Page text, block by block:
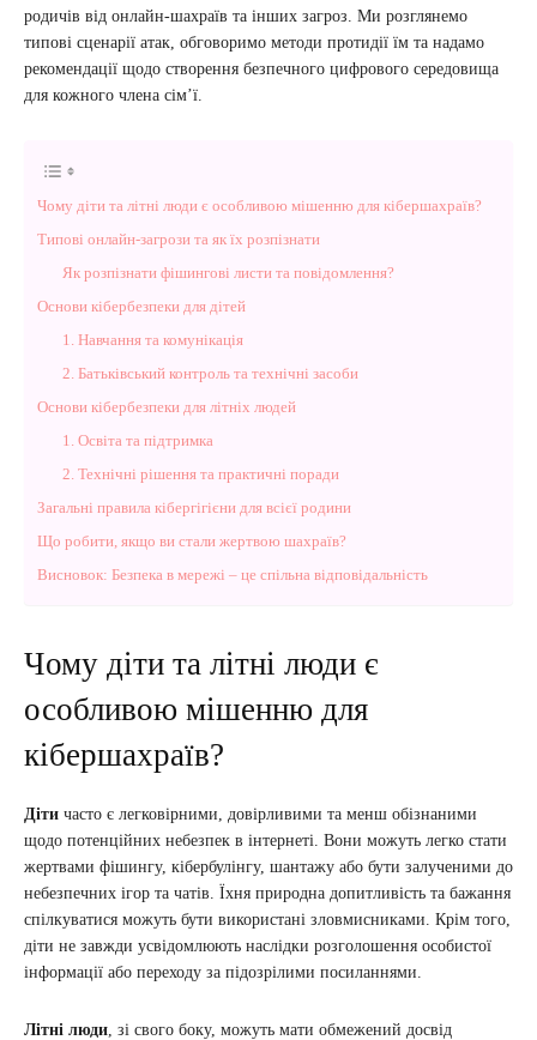
родичів від онлайн-шахраїв та інших загроз. Ми розглянемо
типові сценарії атак, обговоримо методи протидії їм та надамо
рекомендації щодо створення безпечного цифрового середовища
для кожного члена сім’ї.
Чому діти та літні люди є особливою мішенню для кібершахраїв?
Типові онлайн-загрози та як їх розпізнати
Як розпізнати фішингові листи та повідомлення?
Основи кібербезпеки для дітей
1. Навчання та комунікація
2. Батьківський контроль та технічні засоби
Основи кібербезпеки для літніх людей
1. Освіта та підтримка
2. Технічні рішення та практичні поради
Загальні правила кібергігієни для всієї родини
Що робити, якщо ви стали жертвою шахраїв?
Висновок: Безпека в мережі – це спільна відповідальність
Чому діти та літні люди є
особливою мішенню для
кібершахраїв?
Діти часто є легковірними, довірливими та менш обізнаними
щодо потенційних небезпек в інтернеті. Вони можуть легко стати
жертвами фішингу, кібербулінгу, шантажу або бути залученими до
небезпечних ігор та чатів. Їхня природна допитливість та бажання
спілкуватися можуть бути використані зловмисниками. Крім того,
діти не завжди усвідомлюють наслідки розголошення особистої
інформації або переходу за підозрілими посиланнями.
Літні люди, зі свого боку, можуть мати обмежений досвід